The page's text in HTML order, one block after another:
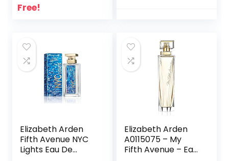
Oriëntaalse
Free!
Elizabeth Arden
Fifth Avenue NYC
Lights Eau De
Elizabeth Arden
A0115075 – My
Fifth Avenue – Eau